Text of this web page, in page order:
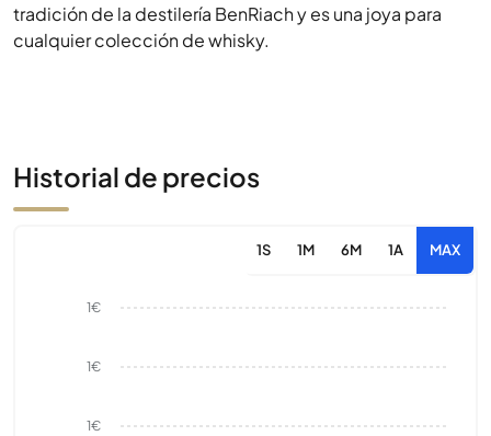
tradición de la destilería BenRiach y es una joya para
cualquier colección de whisky.
Historial de precios
1S 1M 6M 1A MAX
1€
1€
1€